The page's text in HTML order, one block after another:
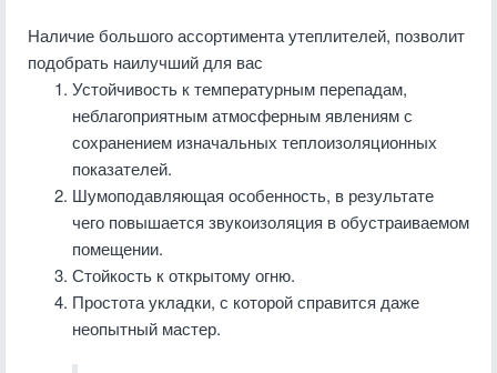
Наличие большого ассортимента утеплителей, позволит
подобрать наилучший для вас
Устойчивость к температурным перепадам,
неблагоприятным атмосферным явлениям с
сохранением изначальных теплоизоляционных
показателей.
Шумоподавляющая особенность, в результате
чего повышается звукоизоляция в обустраиваемом
помещении.
Стойкость к открытому огню.
Простота укладки, с которой справится даже
неопытный мастер.